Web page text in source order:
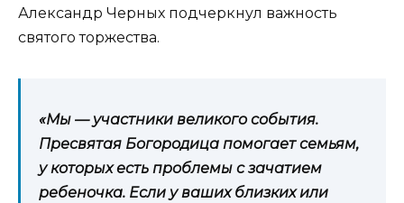
Александр Черных подчеркнул важность
святого торжества.
«Мы — участники великого события.
Пресвятая Богородица помогает семьям,
у которых есть проблемы с зачатием
ребеночка. Если у ваших близких или